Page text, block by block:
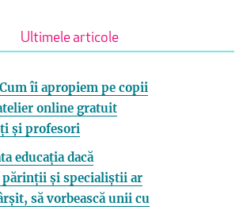
Ultimele articole
îi apropiem pe copii
online gratuit
și profesori
educația dacă
și specialiștii ar
să vorbească unii cu